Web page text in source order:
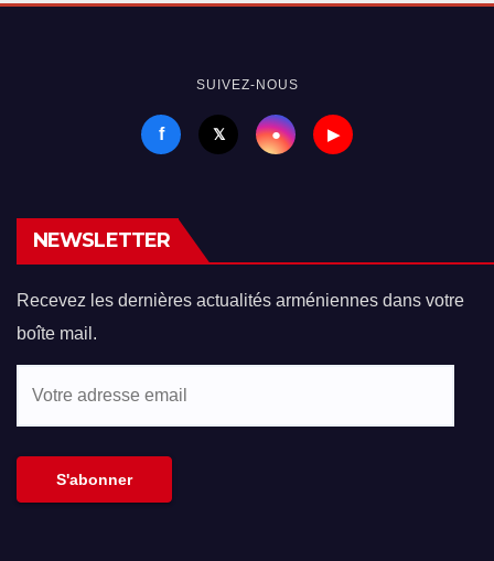
SUIVEZ-NOUS
f 𝕏 ● ▶
NEWSLETTER
Recevez les dernières actualités arméniennes dans votre
boîte mail.
S'abonner